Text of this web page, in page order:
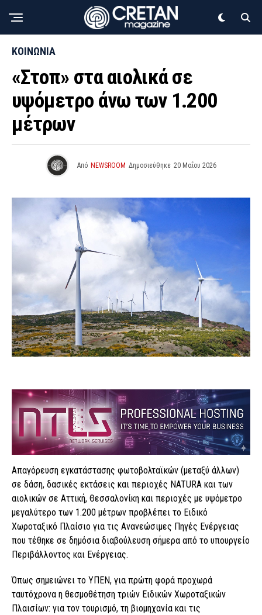
ΚΟΙΝΩΝΙΑ
«Στοπ» στα αιολικά σε
υψόμετρο άνω των 1.200
μέτρων
Από NEWSROOM Δημοσιεύθηκε 20 Μαΐου 2026
Απαγόρευση εγκατάστασης φωτοβολταϊκών (μεταξύ άλλων)
σε δάση, δασικές εκτάσεις και περιοχές NATURA και των
αιολικών σε Αττική, Θεσσαλονίκη και περιοχές με υψόμετρο
μεγαλύτερο των 1.200 μέτρων προβλέπει το Ειδικό
Χωροταξικό Πλαίσιο για τις Ανανεώσιμες Πηγές Ενέργειας
που τέθηκε σε δημόσια διαβούλευση σήμερα από το υπουργείο
Περιβάλλοντος και Ενέργειας.
Όπως σημειώνει το ΥΠΕΝ, για πρώτη φορά προχωρά
ταυτόχρονα η θεσμοθέτηση τριών Ειδικών Χωροταξικών
Πλαισίων: για τον τουρισμό, τη βιομηχανία και τις